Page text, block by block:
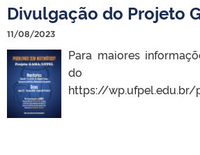
Divulgação do Projeto
11/08/2023
Para maiores
do
https://